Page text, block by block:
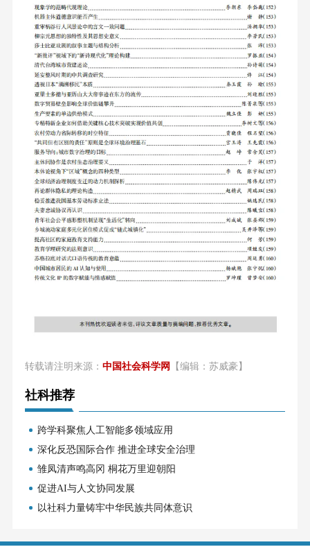
转载请注明来源： 中国社会科学网 【编辑：苏威豪】
社科推荐
跨学科聚焦人工智能多领域应用
深化反恐国际合作 推进全球安全治理
雏凤清声鸣高冈 桐花万里迎朝阳
促进AI与人文协同发展
以社科力量铸牢中华民族共同体意识